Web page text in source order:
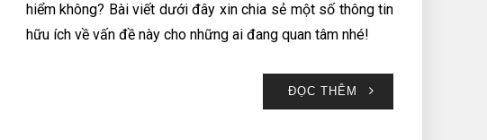
hiểm không? Bài viết dưới đây xin chia sẻ một số thông tin
hữu ích về vấn đề này cho những ai đang quan tâm nhé!
ĐỌC THÊM